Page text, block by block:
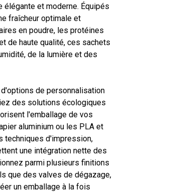
élégante et moderne. Équipés
fraîcheur optimale et
en poudre, les protéines
de haute qualité, ces sachets
de la lumière et des
de personnalisation
des solutions écologiques
l'emballage de vos
aluminium ou les PLA et
techniques d'impression,
une intégration nette des
parmi plusieurs finitions
que des valves de dégazage,
un emballage à la fois